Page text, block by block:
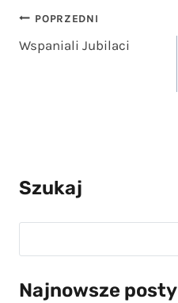
Nawigacja
wpisu
POPRZEDNI
Wspaniali Jubilaci
Szukaj
Najnowsze posty